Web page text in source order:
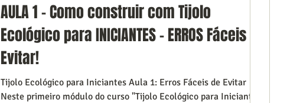
AULA 1 - Como construir com Tijolo
Ecológico para INICIANTES - ERROS Fáceis de
Evitar!
Tijolo Ecológico para Iniciantes Aula 1: Erros Fáceis de Evitar
Neste primeiro módulo do curso "Tijolo Ecológico para Iniciantes",